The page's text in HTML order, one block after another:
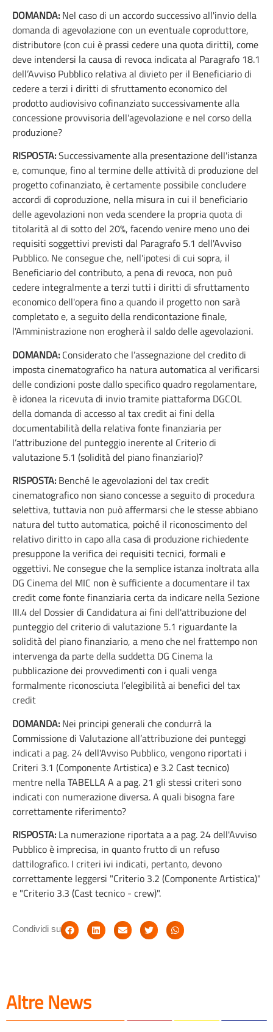
DOMANDA: Nel caso di un accordo successivo all'invio della
domanda di agevolazione con un eventuale coproduttore,
distributore (con cui è prassi cedere una quota diritti), come
deve intendersi la causa di revoca indicata al Paragrafo 18.1
dell’Avviso Pubblico relativa al divieto per il Beneficiario di
cedere a terzi i diritti di sfruttamento economico del
prodotto audiovisivo cofinanziato successivamente alla
concessione provvisoria dell'agevolazione e nel corso della
produzione?
RISPOSTA:Successivamente alla presentazione dell'istanza
e, comunque, fino al termine delle attività di produzione del
progetto cofinanziato, è certamente possibile concludere
accordi di coproduzione, nella misura in cui il beneficiario
delle agevolazioni non veda scendere la propria quota di
titolarità al di sotto del 20%, facendo venire meno uno dei
requisiti soggettivi previsti dal Paragrafo 5.1 dell'Avviso
Pubblico. Ne consegue che, nell'ipotesi di cui sopra, il
Beneficiario del contributo, a pena di revoca, non può
cedere integralmente a terzi tutti i diritti di sfruttamento
economico dell'opera fino a quando il progetto non sarà
completato e, a seguito della rendicontazione finale,
l'Amministrazione non erogherà il saldo delle agevolazioni.
DOMANDA: Considerato che l’assegnazione del credito di
imposta cinematografico ha natura automatica al verificarsi
delle condizioni poste dallo specifico quadro regolamentare,
è idonea la ricevuta di invio tramite piattaforma DGCOL
della domanda di accesso al tax credit ai fini della
documentabilità della relativa fonte finanziaria per
l’attribuzione del punteggio inerente al Criterio di
valutazione 5.1 (solidità del piano finanziario)?
RISPOSTA: Benché le agevolazioni del tax credit
cinematografico non siano concesse a seguito di procedura
selettiva, tuttavia non può affermarsi che le stesse abbiano
natura del tutto automatica, poiché il riconoscimento del
relativo diritto in capo alla casa di produzione richiedente
presuppone la verifica dei requisiti tecnici, formali e
oggettivi. Ne consegue che la semplice istanza inoltrata alla
DG Cinema del MIC non è sufficiente a documentare il tax
credit come fonte finanziaria certa da indicare nella Sezione
III.4 del Dossier di Candidatura ai fini dell'attribuzione del
punteggio del criterio di valutazione 5.1 riguardante la
solidità del piano finanziario, a meno che nel frattempo non
intervenga da parte della suddetta DG Cinema la
pubblicazione dei provvedimenti con i quali venga
formalmente riconosciuta l’elegibilità ai benefici del tax
credit
DOMANDA: Nei principi generali che condurrà la
Commissione di Valutazione all’attribuzione dei punteggi
indicati a pag. 24 dell'Avviso Pubblico, vengono riportati i
Criteri 3.1 (Componente Artistica) e 3.2 Cast tecnico)
mentre nella TABELLA A a pag. 21 gli stessi criteri sono
indicati con numerazione diversa. A quali bisogna fare
correttamente riferimento?
RISPOSTA: La numerazione riportata a a pag. 24 dell'Avviso
Pubblico è imprecisa, in quanto frutto di un refuso
dattilografico. I criteri ivi indicati, pertanto, devono
correttamente leggersi "Criterio 3.2 (Componente Artistica)"
e "Criterio 3.3 (Cast tecnico - crew)".
Condividi su
Altre News